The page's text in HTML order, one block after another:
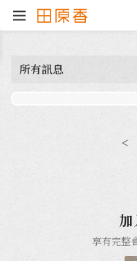
所有訊息
<
享有完整